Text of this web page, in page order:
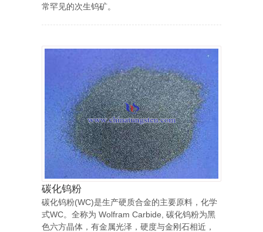
常罕见的次生钨矿。
碳化钨粉
碳化钨粉(WC)是生产硬质合金的主要原料，化学
式WC。全称为 Wolfram Carbide, 碳化钨粉为黑
色六方晶体，有金属光泽，硬度与金刚石相近，